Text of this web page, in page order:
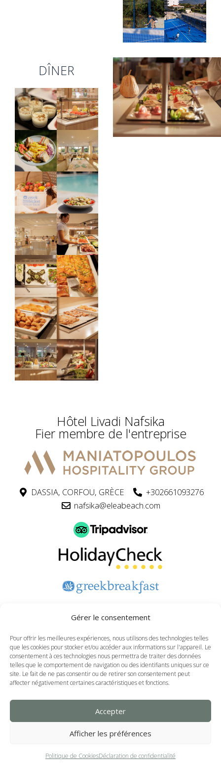
Gérer le consentement
Pour offrir les meilleures expériences, nous utilisons des technologies telles
que les cookies pour stocker et/ou accéder aux informations sur l'appareil. Le
consentement à ces technologies nous permettra de traiter des données
telles que le comportement de navigation ou des identifiants uniques sur ce
site. Le fait de ne pas consentir ou de retirer son consentement peut
affecter négativement certaines caractéristiques et fonctions.
Accepter
Afficher les préférences
Politique de CookiesDéclaration de confidentialité
DÎNER
Hôtel Livadi Nafsika
Fier membre de l'entreprise
DASSIA, CORFOU, GRÈCE
+302661093276
nafsika@eleabeach.com
Cliquez ici pour évaluer nos hôtels
Politique de Cookies
Déclaration de confidentialité
Clause de non-responsabilité
F
a
c
e
I
n
s
t
AiO